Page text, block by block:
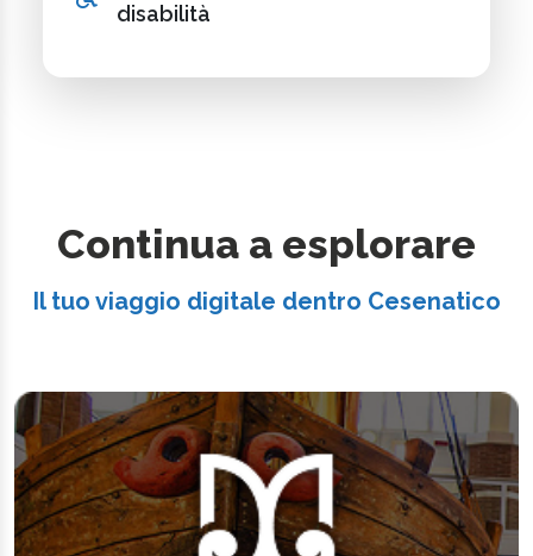
disabilità
Continua a esplorare
Il tuo viaggio digitale dentro Cesenatico